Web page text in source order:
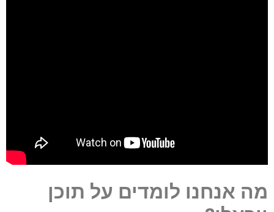
מה אנחנו לומדים על תוכן